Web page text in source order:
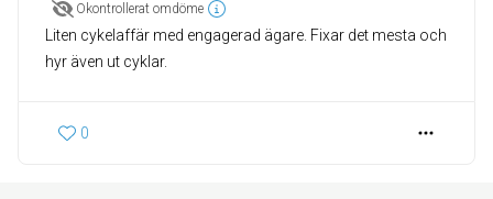
Okontrollerat omdöme
Liten cykelaffär med engagerad ägare. Fixar det mesta och
hyr även ut cyklar.
0